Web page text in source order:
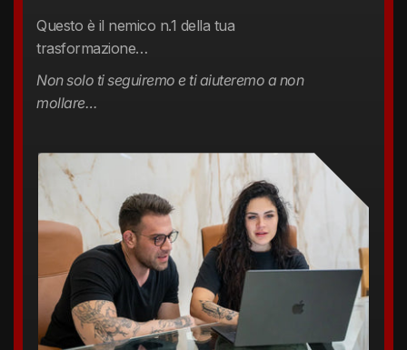
Questo è il nemico n.1 della tua
trasformazione…
Non solo ti seguiremo e ti aiuteremo a non
mollare…